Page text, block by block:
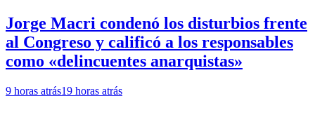
Jorge Macri condenó los disturbios frente
al Congreso y calificó a los responsables
como «delincuentes anarquistas»
9 horas atrás19 horas atrás